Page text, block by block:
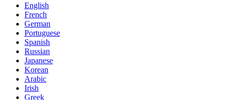
English
French
German
Portuguese
Spanish
Russian
Japanese
Korean
Arabic
Irish
Greek